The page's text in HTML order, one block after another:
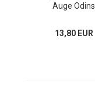
Auge Odins
13,80 EUR